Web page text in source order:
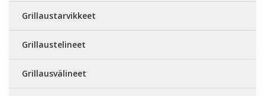
Grillaustarvikkeet
Grillaustelineet
Grillausvälineet